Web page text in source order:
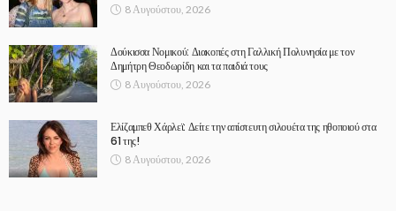
8 Αυγούστου, 2026
Δούκισσα Νομικού: Διακοπές στη Γαλλική Πολυνησία με τον
Δημήτρη Θεοδωρίδη και τα παιδιά τους
8 Αυγούστου, 2026
Ελίζαμπεθ Χάρλεϊ: Δείτε την απίστευτη σιλουέτα της ηθοποιού στα
61 της!
8 Αυγούστου, 2026